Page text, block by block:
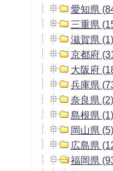
愛知県
三重県
滋賀県 (1)
京都府
大阪府
兵庫県
奈良県 (2)
島根県 (1)
岡山県 (5)
広島県
福岡県